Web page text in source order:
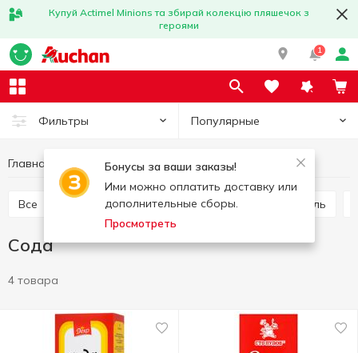
Купуй Actimel Minions та збирай колекцію пляшечок з
героями
1
Фильтры Популярные
Бонусы за ваши заказы!
Ими можно оплатить доставку или
дополнительные сборы.
Просмотреть
Главная Бакалея Сода
Все Ванильный сахар Желе Разрыхлитель
Сода
4 товара